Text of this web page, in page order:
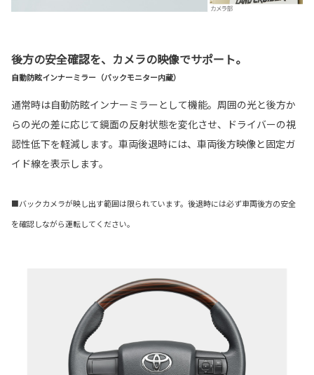
後方の安全確認を、カメラの映像でサポート。
自動防眩インナーミラー（バックモニター内蔵）
通常時は自動防眩インナーミラーとして機能。周囲の光と後方か
らの光の差に応じて鏡面の反射状態を変化させ、ドライバーの視
認性低下を軽減します。車両後退時には、車両後方映像と固定ガ
イド線を表示します。
■バックカメラが映し出す範囲は限られています。後退時には必ず車両後方の安全
を確認しながら運転してください。